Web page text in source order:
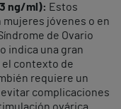
ng/ml): Estos
jóvenes o en
de Ovario
indica una gran
el contexto de
requiere un
complicaciones
ovárica.